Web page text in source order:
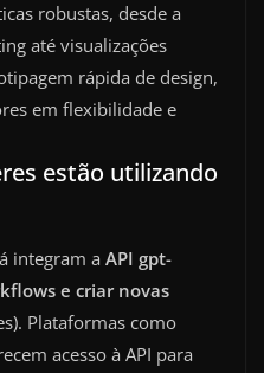
robustas, desde a
até visualizações
rápida de design,
em flexibilidade e
estão utilizando
integram a API gpt-
e criar novas
Plataformas como
acesso à API para